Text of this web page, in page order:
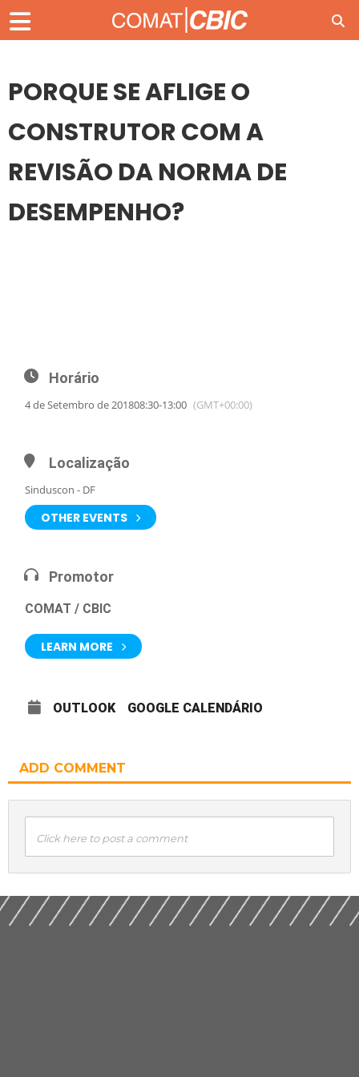
PORQUE SE AFLIGE O
CONSTRUTOR COM A
REVISÃO DA NORMA DE
DESEMPENHO?
Horário
4 de Setembro de 201808:30-13:00 (GMT+00:00)
Localização
Sinduscon - DF
OTHER EVENTS
Promotor
COMAT / CBIC
LEARN MORE
OUTLOOK GOOGLE CALENDÁRIO
ADD COMMENT
Click here to post a comment